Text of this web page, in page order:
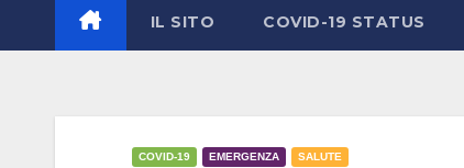
IL SITO COVID-19 STATUS
COVID-19 EMERGENZA SALUTE